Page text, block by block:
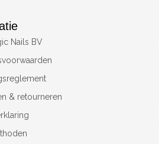
Nails BV
& retourneren